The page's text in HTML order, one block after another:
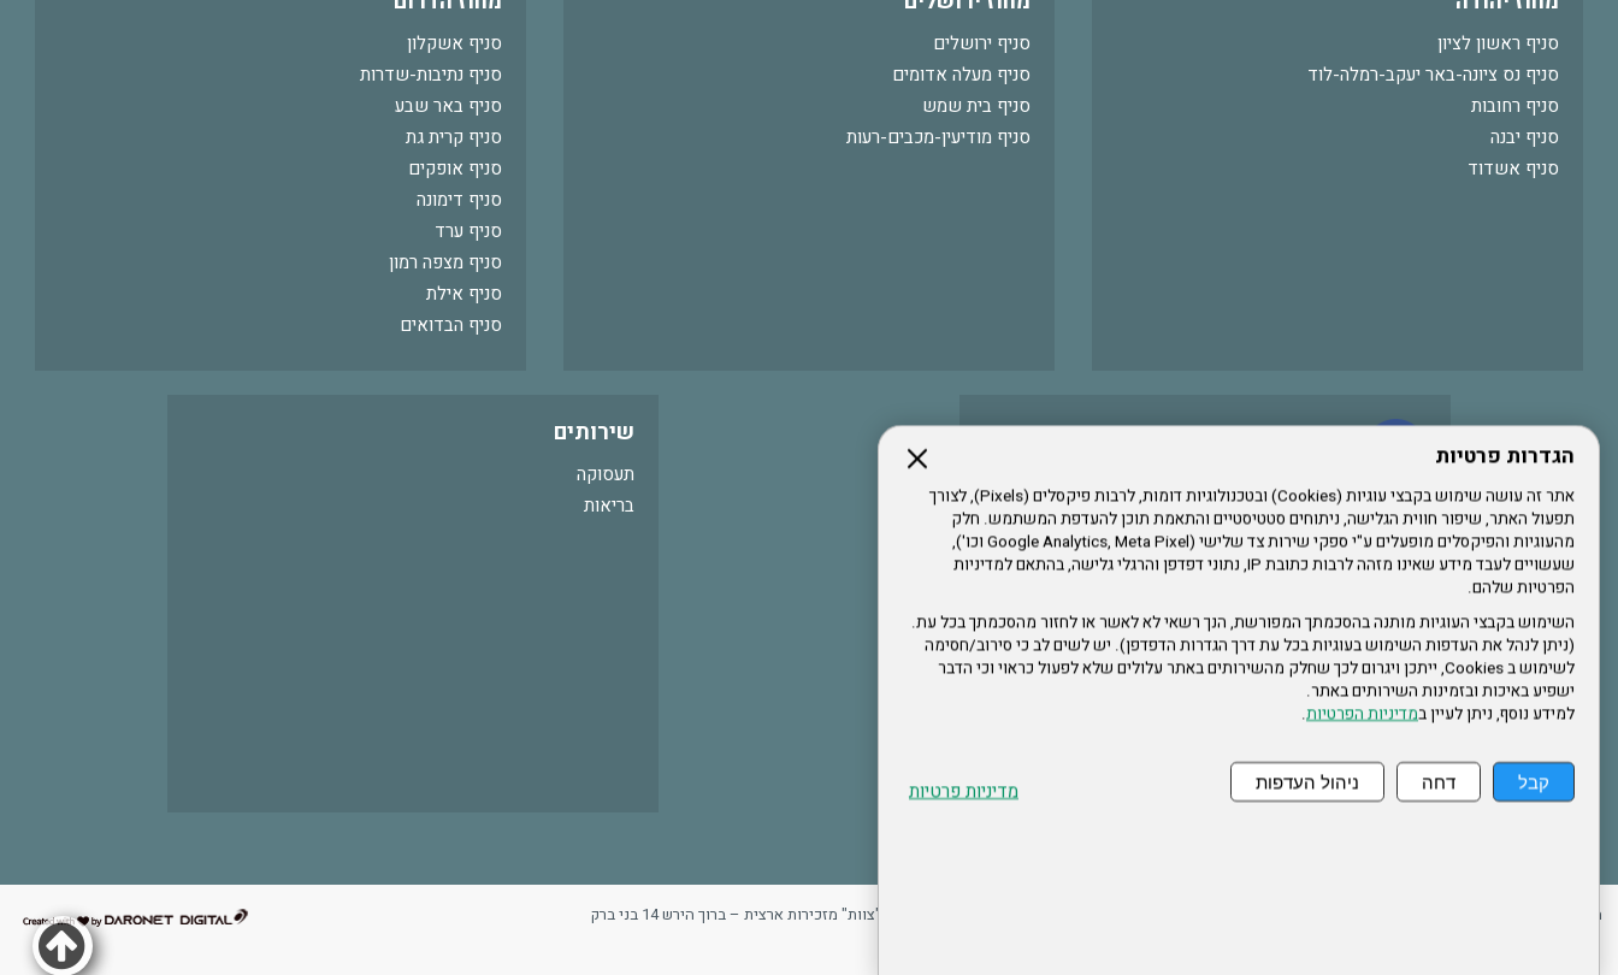
הגדרות פרטיות
אתר זה עושה שימוש בקבצי עוגיות (Cookies) ובטכנולוגיות דומות, לרבות פיקסלים (Pixels), לצורך
תפעול האתר, שיפור חווית הגלישה, ניתוחים סטטיסטיים והתאמת תוכן להעדפת המשתמש. חלק
מהעוגיות והפיקסלים מופעלים ע"י ספקי שירות צד שלישי (Google Analytics, Meta Pixel וכו'),
שעשויים לעבד מידע שאינו מזהה לרבות כתובת IP, נתוני דפדפן והרגלי גלישה, בהתאם למדיניות
הפרטיות שלהם.
השימוש בקבצי העוגיות מותנה בהסכמתך המפורשת, הנך רשאי לא לאשר או לחזור מהסכמתך בכל עת.
(ניתן לנהל את העדפות השימוש בעוגיות בכל עת דרך הגדרות הדפדפן). יש לשים לב כי סירוב/חסימה
לשימוש ב Cookies, ייתכן ויגרום לכך שחלק מהשירותים באתר עלולים שלא לפעול כראוי וכי הדבר
ישפיע באיכות ובזמינות השירותים באתר.
למידע נוסף, ניתן לעיין במדיניות הפרטיות.
קבל דחה ניהול העדפות מדיניות פרטיות
סניף ראשון לציון
סניף נס ציונה-באר יעקב-רמלה-לוד
סניף רחובות
סניף יבנה
סניף אשדוד
סניף ירושלים
סניף מעלה אדומים
סניף בית שמש
סניף מודיעין-מכבים-רעות
סניף אשקלון
סניף נתיבות-שדרות
סניף באר שבע
סניף קרית גת
סניף אופקים
סניף דימונה
סניף ערד
סניף מצפה רמון
סניף אילת
סניף הבדואים
הרשמו לערוץ היוטיוב שלנו
אתר צה"ל
שירותים
תעסוקה
בריאות
ההזמנות שלי ארגון "צוות" מזכירות ארצית – ברוך הירש 14 בני ברק